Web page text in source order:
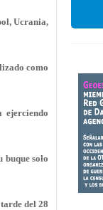
Ucrania,
como
buque solo
del 28